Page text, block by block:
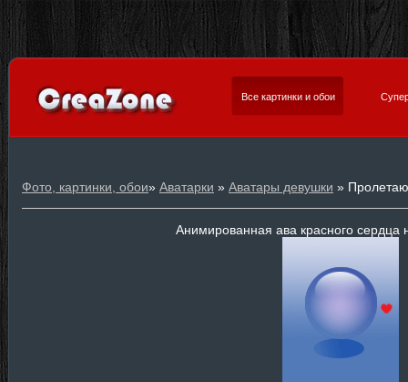
Все картинки и обои
Фото, картинки, обои» Аватарки » Аватары девушки »
Анимированная ава красного сердца